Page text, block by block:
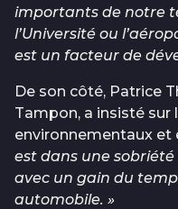
importants de notre
l’Université ou
est un facteur de
De son côté, Patrice
Tampon, a insisté sur
environnementaux et
est dans une
avec un gain du
automobile. »